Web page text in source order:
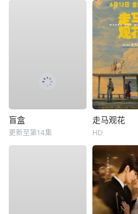
盲盒
更新至第14集
走马观花
HD